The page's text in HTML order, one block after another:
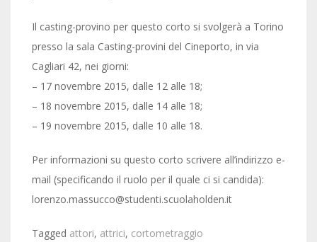
Il casting-provino per questo corto si svolgerà a Torino
presso la sala Casting-provini del Cineporto, in via
Cagliari 42, nei giorni:
– 17 novembre 2015, dalle 12 alle 18;
– 18 novembre 2015, dalle 14 alle 18;
– 19 novembre 2015, dalle 10 alle 18.
Per informazioni su questo corto scrivere all’indirizzo e-
mail (specificando il ruolo per il quale ci si candida):
lorenzo.massucco@studenti.scuolaholden.it
Tagged attori, attrici, cortometraggio